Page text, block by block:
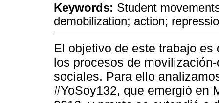
Keywords: Student
demobilization; action;
El objetivo de este trabajo
los procesos de
sociales. Para ello
#YoSoy132, que emergió en